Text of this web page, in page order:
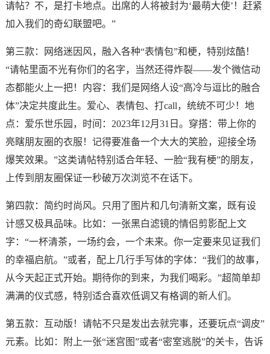
请帖？不，是打卡地点。出席的人将被封为‘最萌大使’！赶紧
加入我们的奇幻联盟吧。”
第三款：网络迷因风，融入各种“表情包”和梗，特别炫酷！
“请帖里面不光有你们的名字，当然还得炸裂——发个微信动
态都能火上一把！内容：我们是网络人设“高冷与逗比的融合
体”决定共度此生。爱心、表情包、打call，统统不可少！地
点：爱乐世乐园，时间：2023年12月31日。穿搭：带上你的
亮瞎朋友圈的衣服！记得要准备一个大大的笑脸，迎接全场
爆笑效果。”这类请帖特别适合年轻、一脸“我有梗”的朋友，
上传到朋友圈保证一秒破万次浏览不在话下。
第四款：简约时尚风。只用了图片和几句清新文案，既有设
计感又极具品味。比如：一张黑白滤镜的情侣剪影配上文
字：“一杯清茶，一场约会，一个未来。你一定要来见证我们
的幸福启航。”或者，配上几行手写体的字体：“我们的故事，
从今天起正式开始。期待你的到来，为我们喝彩。”超简单却
满满的仪式感，特别适合喜欢低调又有格调的新人们。
第五款：互动版！请帖不只是发出去就完事，还要玩点“调皮”
元素。比如：附上一张“迷宫图”或者“密室逃脱”的关卡，告诉